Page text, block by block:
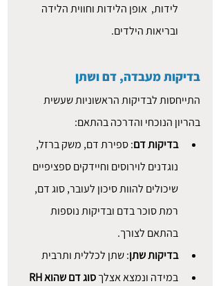
לידות,  אופן הלידות וחווית הלידה
ובריאות הילדים.
בדיקות מעבדה, דם ושתן
התייחסות לבדיקות הראשוניות שעשית
בהריון הנוכחי והדרכה בהתאם:
בדיקות דם: ספירת דם, משק ברזל,
נוגדנים לוירוסים וחיידקים ספציפיים
שיכולים להוות סיכון לעובר, סוג דם,
רמת סוכר בדם ובדיקות נוספות
בהתאם לצורך.
בדיקות שתן: שתן לכללית ותרבית
במידה ונמצא אצלך